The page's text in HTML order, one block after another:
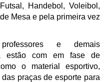
Handebol, Voleibol,
Mesa e pela primeira vez
professores e demais
estão com em fase de
o material esportivo,
praças de esporte para